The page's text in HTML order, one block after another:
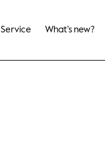
Service What's new?